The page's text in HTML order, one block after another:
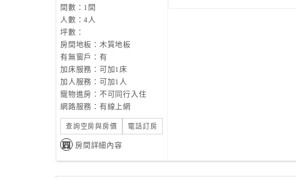
間數：1間
人數：4人
坪數：
房間地板：木質地板
有無窗戶：有
加床服務：可加1床
加人服務：可加1人
寵物進房：不可同行入住
網路服務：有線上網
查詢空房與房價 電話訂房
房間詳細內容